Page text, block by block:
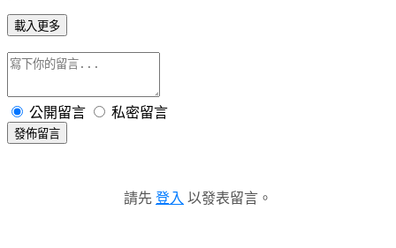
載入更多
公開留言 私密留言
發佈留言
請先 登入 以發表留言。